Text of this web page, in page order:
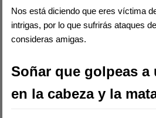
Nos está diciendo que eres víctima
intrigas, por lo que sufrirás ataques
consideras amigas.
Soñar que golpeas a
en la cabeza y la